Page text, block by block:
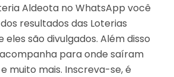
Aldeota no WhatsApp você
resultados das Loterias
eles são divulgados. Além disso
para onde saíram
muito mais. Inscreva-se, é